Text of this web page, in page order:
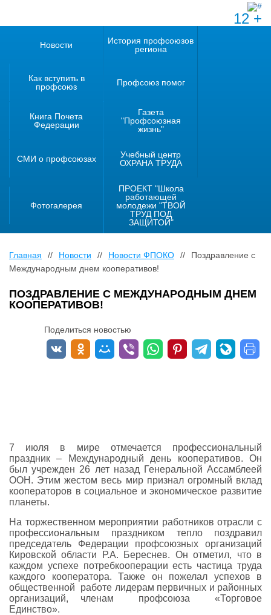
12 +
Новости
История профсоюзов
региона
Как вступить в
профсоюз
Профсоюз помог
Книга Почета
Федерации
Газета
"Профсоюзная
жизнь"
СМИ о профсоюзах
Учебный центр
ОХРАНА ТРУДА
Фотогалерея
ПРОЕКТ "Школа
работающей
молодежи "ТВОЙ
ТРУД ПОД
ЗАЩИТОЙ"
Главная // Новости // Новости ФПОКО //
Поздравление с
Международным днем кооперативов!
ПОЗДРАВЛЕНИЕ С МЕЖДУНАРОДНЫМ ДНЕМ
КООПЕРАТИВОВ!
Поделиться новостью
7 июля в мире отмечается профессиональный
праздник – Международный день кооперативов. Он
был учрежден 26 лет назад Генеральной Ассамблеей
ООН. Этим жестом весь мир признал огромный вклад
кооператоров в социальное и экономическое развитие
планеты.
На торжественном мероприятии работников отрасли с
профессиональным праздником тепло поздравил
председатель Федерации профсоюзных организаций
Кировской области Р.А. Береснев. Он отметил, что в
каждом успехе потребкооперации есть частица труда
каждого кооператора. Также он пожелал успехов в
общественной работе лидерам первичных и районных
организаций, членам профсоюза «Торговое
Единство».